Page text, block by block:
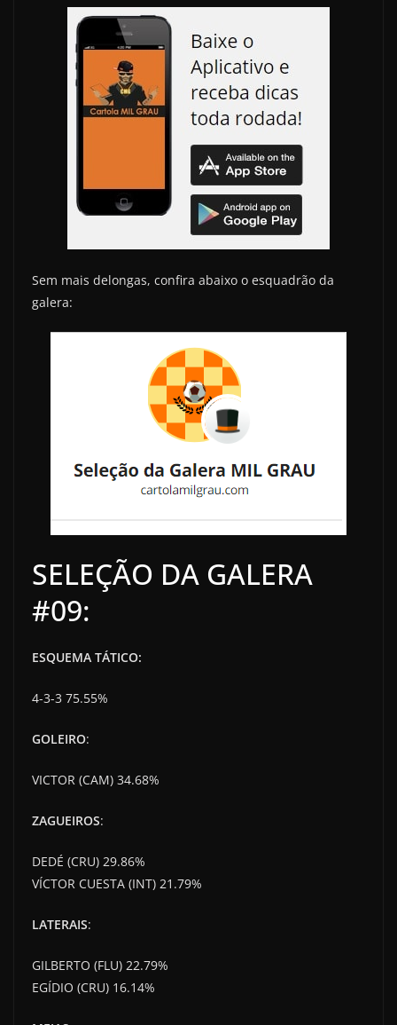
Sem mais delongas, confira abaixo o esquadrão da
galera:
SELEÇÃO DA GALERA
#09:
ESQUEMA TÁTICO:
4-3-3 75.55%
GOLEIRO:
VICTOR (CAM) 34.68%
ZAGUEIROS:
DEDÉ (CRU) 29.86%
VÍCTOR CUESTA (INT) 21.79%
LATERAIS:
GILBERTO (FLU) 22.79%
EGÍDIO (CRU) 16.14%